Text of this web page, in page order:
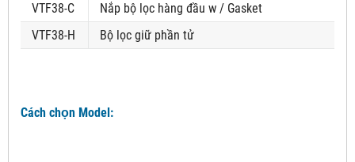
VTF38-C
Nắp bộ lọc hàng đầu w / Gasket
VTF38-H
Bộ lọc giữ phần tử
Cách chọn Model: